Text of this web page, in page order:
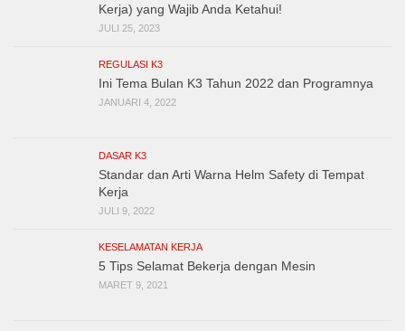
Kerja) yang Wajib Anda Ketahui!
JULI 25, 2023
REGULASI K3
Ini Tema Bulan K3 Tahun 2022 dan Programnya
JANUARI 4, 2022
DASAR K3
Standar dan Arti Warna Helm Safety di Tempat
Kerja
JULI 9, 2022
KESELAMATAN KERJA
5 Tips Selamat Bekerja dengan Mesin
MARET 9, 2021